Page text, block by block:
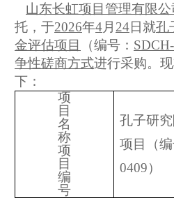
山东长虹项目管理有限公
托，于2026年4月 24日就孔
金评估项目
（编号：
争性磋商方式进行采购。
下：
项
目
名
称
项
目
编
号
孔子研
项目（编
0409）